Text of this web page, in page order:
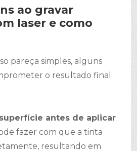
ao gravar
laser e como
pareça simples, alguns
o resultado final.
antes de aplicar
fazer com que a tinta
resultando em